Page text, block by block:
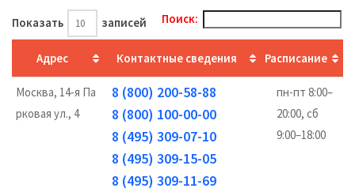
Показать записей Поиск:
Адрес Контактные сведения Расписание
Москва, 14-я Па
рковая ул., 4
8 (800) 200-58-88
8 (800) 100-00-00
8 (495) 309-07-10
8 (495) 309-15-05
8 (495) 309-11-69
пн-пт 8:00–
20:00, сб
9:00–18:00